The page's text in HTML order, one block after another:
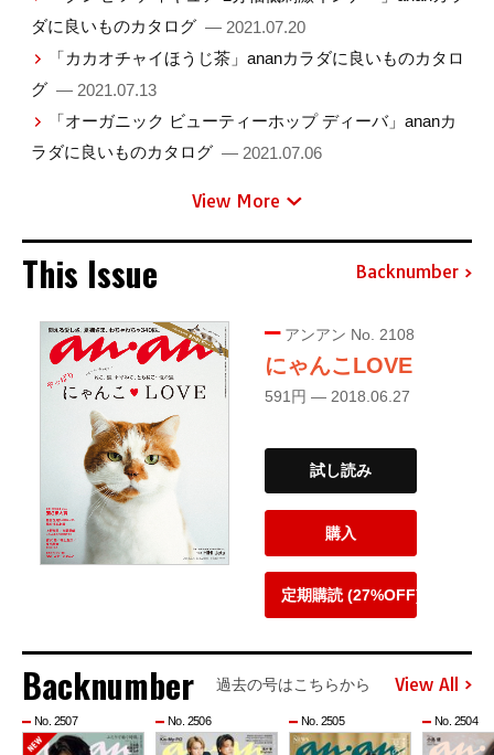
ダに良いものカタログ — 2021.07.20
「カカオチャイほうじ茶」ananカラダに良いものカタロ
グ — 2021.07.13
「オーガニック ビューティーホップ ディーバ」ananカ
ラダに良いものカタログ — 2021.07.06
View More
This Issue Backnumber
アンアン No. 2108
にゃんこLOVE
591円 — 2018.06.27
試し読み
購入
定期購読 (27%OFF)
Backnumber 過去の号はこちらから View All
No. 2507 No. 2506 No. 2505 No. 2504